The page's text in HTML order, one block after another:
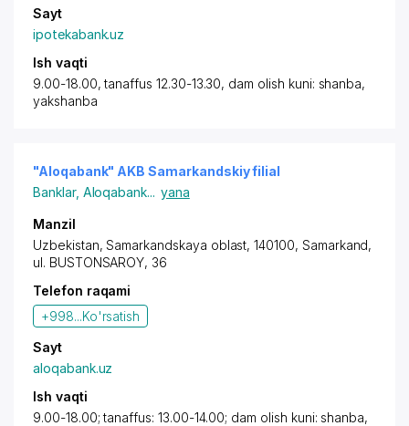
Sayt
ipotekabank.uz
Ish vaqti
9.00-18.00, tanaffus 12.30-13.30, dam olish kuni: shanba,
yakshanba
"Aloqabank" AKB Samarkandskiy filial
Banklar, Aloqabank... yana
Manzil
Uzbekistan,Samarkandskaya oblast, 140100, Samarkand,
ul. BUSTONSAROY, 36
Telefon raqami
+998...Ko'rsatish
Sayt
aloqabank.uz
Ish vaqti
9.00-18.00; tanaffus: 13.00-14.00; dam olish kuni: shanba,